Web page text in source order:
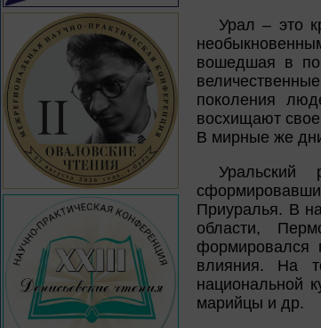
Урал – это
вошедшая в
поколения
восхищают
В мирные же
Уральский
Приуралья. В
области,
формировался
влияния. На
национальной
марийцы и др.